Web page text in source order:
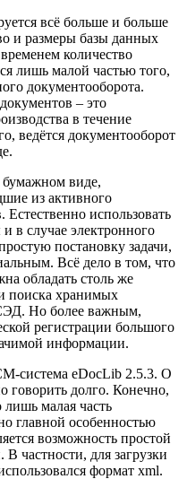
всё больше и больше
и размеры базы данных
количество
лишь малой частью того,
документооборота.
– это
в течение
ведётся документооборот
бумажном виде,
из активного
использовать
в случае электронного
постановку задачи,
Всё дело в том, что
обладать столь же
поиска хранимых
Но более важным,
регистрации большого
информации.
система eDocLib 2.5.3. О
говорить долго. Конечно,
лишь малая часть
главной особенностью
возможность простой
частности, для загрузки
формат xml.